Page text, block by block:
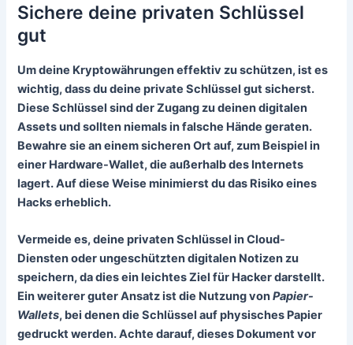
Sichere deine privaten Schlüssel
gut
Um deine Kryptowährungen effektiv zu schützen, ist es
wichtig, dass du deineprivate Schlüssel gut sicherst.
Diese Schlüssel sind der Zugang zu deinen digitalen
Assets und sollten niemals in falsche Hände geraten.
Bewahre sie an einem sicheren Ort auf, zum Beispiel in
einer Hardware-Wallet, die außerhalb des Internets
lagert. Auf diese Weise minimierst du das Risiko eines
Hacks erheblich.
Vermeide es, deine privaten Schlüssel in Cloud-
Diensten oder ungeschützten digitalen Notizen zu
speichern, da dies ein leichtes Ziel für Hacker darstellt.
Ein weiterer guter Ansatz ist die Nutzung vonPapier-
Wallets, bei denen die Schlüssel auf physisches Papier
gedruckt werden. Achte darauf, dieses Dokument vor